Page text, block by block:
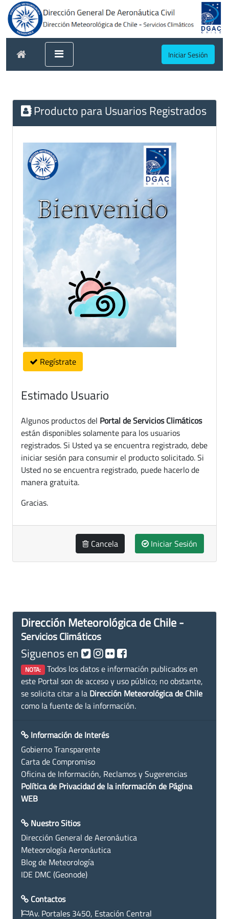
Iniciar Sesión
Producto para Usuarios Registrados
Regístrate
Estimado Usuario
Algunos productos del Portal de Servicios Climáticos
están disponibles solamente para los usuarios
registrados. Si Usted ya se encuentra registrado, debe
iniciar sesión para consumir el producto solicitado. Si
Usted no se encuentra registrado, puede hacerlo de
manera gratuita.
Gracias.
Cancela Iniciar Sesión
Dirección Meteorológica de Chile -
Servicios Climáticos
Siguenos en
NOTA: Todos los datos e información publicados en
este Portal son de acceso y uso público; no obstante,
se solicita citar a la Dirección Meteorológica de Chile
como la fuente de la información.
Información de Interés
Gobierno Transparente
Carta de Compromiso
Oficina de Información, Reclamos y Sugerencias
Política de Privacidad de la información de Página
WEB
Nuestro Sitios
Dirección General de Aeronáutica
Meteorología Aeronáutica
Blog de Meteorología
IDE DMC (Geonode)
Contactos
Av. Portales 3450, Estación Central